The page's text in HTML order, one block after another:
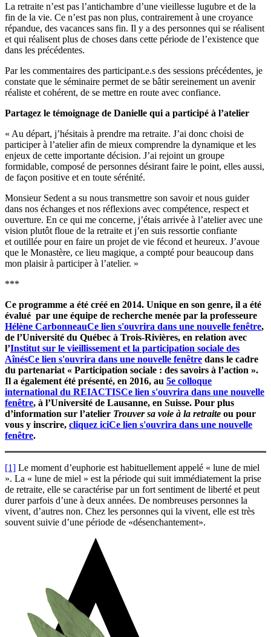
La retraite n’est pas l’antichambre d’une vieillesse lugubre et de la
fin de la vie. Ce n’est pas non plus, contrairement à une croyance
répandue, des vacances sans fin. Il y a des personnes qui se réalisent
et qui réalisent plus de choses dans cette période de l’existence que
dans les précédentes.
Par les commentaires des participant.e.s des sessions précédentes, je
constate que le séminaire permet de se bâtir sereinement un avenir
réaliste et cohérent, de se mettre en route avec confiance.
Partagez le témoignage de Danielle qui a participé à l’atelier
« Au départ, j’hésitais à prendre ma retraite. J’ai donc choisi de
participer à l’atelier afin de mieux comprendre la dynamique et les
enjeux de cette importante décision. J’ai rejoint un groupe
formidable, composé de personnes désirant faire le point, elles aussi,
de façon positive et en toute sérénité.
Monsieur Sedent a su nous transmettre son savoir et nous guider
dans nos échanges et nos réflexions avec compétence, respect et
ouverture. En ce qui me concerne, j’étais arrivée à l’atelier avec une
vision plutôt floue de la retraite et j’en suis ressortie confiante
et outillée pour en faire un projet de vie fécond et heureux. J’avoue
que le Monastère, ce lieu magique, a compté pour beaucoup dans
mon plaisir à participer à l’atelier. »
***
Ce programme a été créé en 2014. Unique en son genre, il a été
évalué par une équipe de recherche menée par la professeure
Hélène CarbonneauCe lien s'ouvrira dans une nouvelle fenêtre,
de l’Université du Québec à Trois-Rivières, en relation avec
l’Institut sur le vieillissement et la participation sociale des
AînésCe lien s'ouvrira dans une nouvelle fenêtre dans le cadre
du partenariat « Participation sociale : des savoirs à l’action ».
Il a également été présenté, en 2016, au 5e colloque
international du REIACTISCe lien s'ouvrira dans une nouvelle
fenêtre, à l’Université de Lausanne, en Suisse. Pour plus
d’information sur l’atelier Trouver sa voie à la retraite ou pour
vous y inscrire, cliquez iciCe lien s'ouvrira dans une nouvelle
fenêtre.
[1] Le moment d’euphorie est habituellement appelé « lune de miel
». La « lune de miel » est la période qui suit immédiatement la prise
de retraite, elle se caractérise par un fort sentiment de liberté et peut
durer parfois d’une à deux années. De nombreuses personnes la
vivent, d’autres non. Chez les personnes qui la vivent, elle est très
souvent suivie d’une période de «désenchantement».